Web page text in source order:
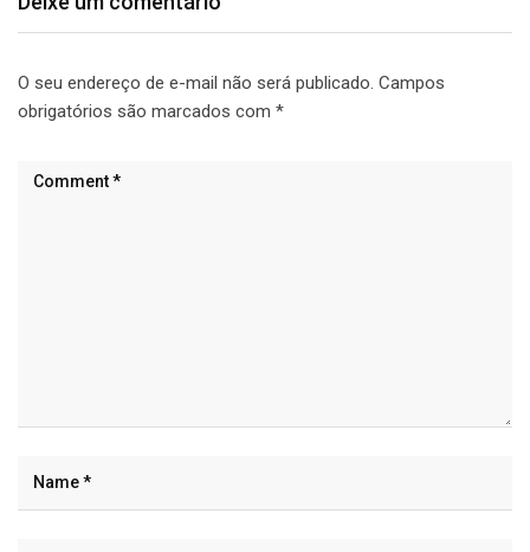
O seu endereço de e-mail não será publicado. Campos
obrigatórios são marcados com *